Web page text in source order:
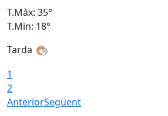
T.Màx: 35°
T.Min: 18°
Tarda
1
2
AnteriorSegüent